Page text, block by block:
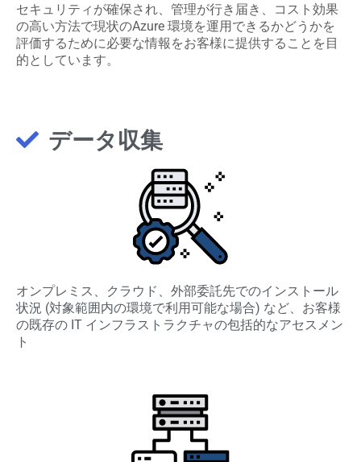
セキュリティが確保され、管理が行き届き、コスト効果
の高い方法で現状のAzure 環境を運用できるかどうかを
評価するために必要な情報をお客様に提供することを目
的としています。
データ収集
オンプレミス、クラウド、外部委託先でのインストール
状況 (対象範囲内の環境で利用可能な場合) など、お客様
の既存の IT インフラストラクチャの包括的なアセスメン
ト